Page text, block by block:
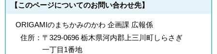
【このページについてのお問い合わせ先】
ORIGAMIのまちかみのかわ 企画課 広報係
住所： 〒329-0696 栃木県河内郡上三川町しらさぎ
一丁目1番地